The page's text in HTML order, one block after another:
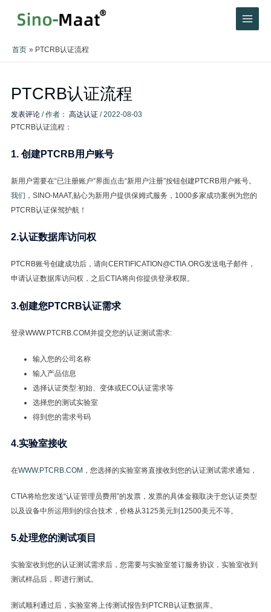
首页 PTCRB认证流程
PTCRB认证流程
发表评论 / 作者： 高达认证/2022-08-03
PTCRB认证流程：
1. 创建PTCRB用户账号
新用户需要在“已注册账户”界面点击“新用户注册”按钮创建PTCRB用户账号。
我们，SINO-MAAT,贴心为新用户提供保姆式服务，1000多家成功案例为您的
PTCRB认证保驾护航！
2.认证数据库访问权
PTCRB账号创建成功后，请向CERTIFICATION@CTIA.ORG发送电子邮件，
申请认证数据库访问权，之后CTIA将向你提供登录权限。
3.创建您PTCRB认证需求
登录WWW.PTCRB.COM并提交您的认证测试需求:
输入您的公司名称
输入产品信息
选择认证类型:初始、变体或ECO认证需求等
选择您的测试实验室
得到您的需求号码
4.实验室接收
在WWW.PTCRB.COM ，您选择的实验室将直接收到您的认证测试需求通知，
CTIA将给您发送“认证管理员费用”的发票，发票的具体金额取决于您认证类型
以及设备中所运用到的综合技术，价格从3125美元到12500美元不等。
5.处理您的测试项目
实验室收到您的认证测试需求后，您需要与实验室签订服务协议，实验室收到
测试样品后，即进行测试。
测试顺利通过后，实验室将上传测试报告到PTCRB认证数据库。